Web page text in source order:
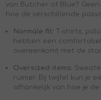
van Butcher of Blue?
hoe de verschillende
Normale fit: T‑shirts,
hebben een
overeenkomt met de
Oversized items:
ruimer. Bij twijfel kun je
afhankelijk van hoe je